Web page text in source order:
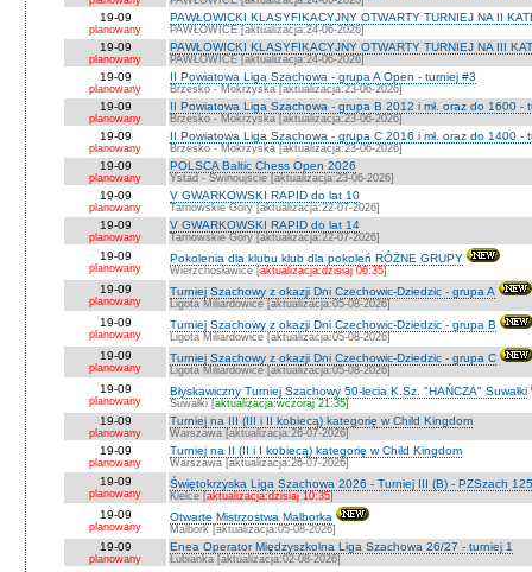
19-09
planowany
PAWŁOWICKI KLASYFIKACYJNY OTWARTY TURNIEJ NA II
PAWŁOWICE [aktualizacja:24-06-2026]
19-09
planowany
PAWŁOWICKI KLASYFIKACYJNY OTWARTY TURNIEJ NA III
PAWŁOWICE [aktualizacja:24-06-2026]
19-09
planowany
II Powiatowa Liga Szachowa - grupa A Open - turniej #3
Brzesko - Mokrzyska [aktualizacja:23-06-2026]
19-09
planowany
II Powiatowa Liga Szachowa - grupa B 2012 i mł. oraz do 1600 -
Brzesko - Mokrzyska [aktualizacja:23-06-2026]
19-09
planowany
II Powiatowa Liga Szachowa - grupa C 2016 i mł. oraz do 1400 -
Brzesko - Mokrzyska [aktualizacja:23-06-2026]
19-09
planowany
POLSCA Baltic Chess Open 2026
Ystad - Świnoujście [aktualizacja:23-06-2026]
19-09
planowany
V GWARKOWSKI RAPID do lat 10
Tarnowskie Góry [aktualizacja:22-07-2026]
19-09
planowany
V GWARKOWSKI RAPID do lat 14
Tarnowskie Góry [aktualizacja:22-07-2026]
19-09
planowany
Pokolenia dla klubu klub dla pokoleń RÓŻNE GRUPY
Wierzchosławice [aktualizacja:dzisiaj 06:35]
19-09
planowany
Turniej Szachowy z okazji Dni Czechowic-Dziedzic - grupa A
Ligota Miliardowice [aktualizacja:05-08-2026]
19-09
planowany
Turniej Szachowy z okazji Dni Czechowic-Dziedzic - grupa B
Ligota Miliardowice [aktualizacja:05-08-2026]
19-09
planowany
Turniej Szachowy z okazji Dni Czechowic-Dziedzic - grupa C
Ligota Miliardowice [aktualizacja:05-08-2026]
19-09
planowany
Błyskawiczny Turniej Szachowy 50-lecia K.Sz. "HAŃCZA" Suwałki
Suwałki [aktualizacja:wczoraj 21:35]
19-09
planowany
Turniej na III (III i II kobiecą) kategorię w Child Kingdom
Warszawa [aktualizacja:26-07-2026]
19-09
planowany
Turniej na II (II i I kobiecą) kategorię w Child Kingdom
Warszawa [aktualizacja:26-07-2026]
19-09
planowany
Świętokrzyska Liga Szachowa 2026 - Turniej III (B) - PZSzach
Kielce [aktualizacja:dzisiaj 10:35]
19-09
planowany
Otwarte Mistrzostwa Malborka
Malbork [aktualizacja:05-08-2026]
19-09
planowany
Enea Operator Międzyszkolna Liga Szachowa 26/27 - turniej 1
Łubianka [aktualizacja:02-08-2026]